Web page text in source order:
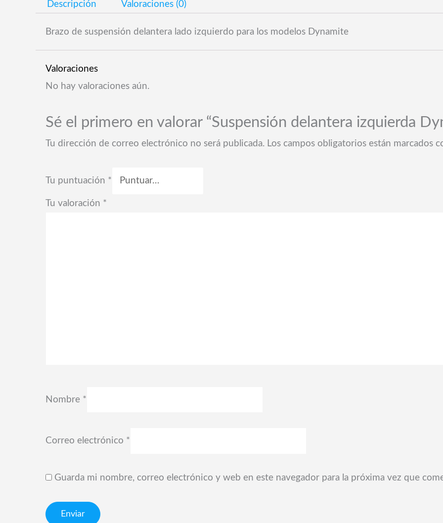
Descripción Valoraciones (0)
Brazo de suspensión delantera lado izquierdo para los modelos Dynamite
Valoraciones
No hay valoraciones aún.
Sé el primero en valorar “Suspensión delantera izquierda
Tu dirección de correo electrónico no será publicada. Los campos obligatorios están marcados
Tu puntuación *
Tu valoración *
Nombre *
Correo electrónico *
Guarda mi nombre, correo electrónico y web en este navegador para la próxima vez que